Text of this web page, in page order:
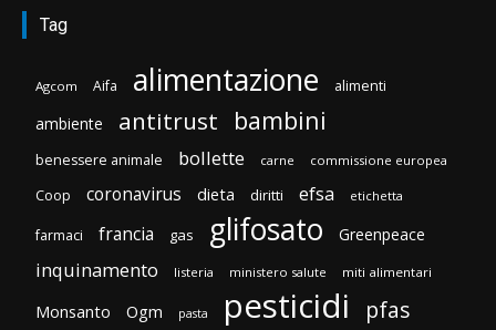
Tag
Agcom Aifa alimentazione alimenti
ambiente antitrust bambini
benessere animale bollette carne commissione europea
Coop coronavirus dieta diritti efsa etichetta
farmaci francia gas glifosato Greenpeace
inquinamento listeria ministero salute miti alimentari
Monsanto Ogm pasta pesticidi pfas